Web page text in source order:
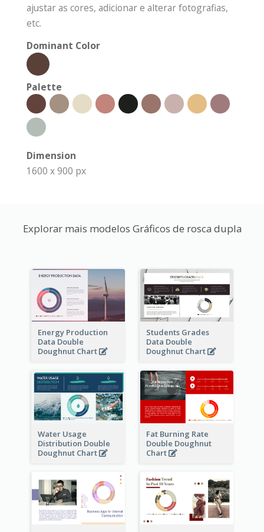
ajustar as cores, adicionar e alterar fotografias,
etc.
Dominant Color
Palette
Dimension
1600 x 900 px
Explorar mais modelos Gráficos de rosca dupla
Energy Production
Data Double
Doughnut Chart
Students Grades
Data Double
Doughnut Chart
Water Usage
Distribution Double
Doughnut Chart
Fat Burning Rate
Double Doughnut
Chart